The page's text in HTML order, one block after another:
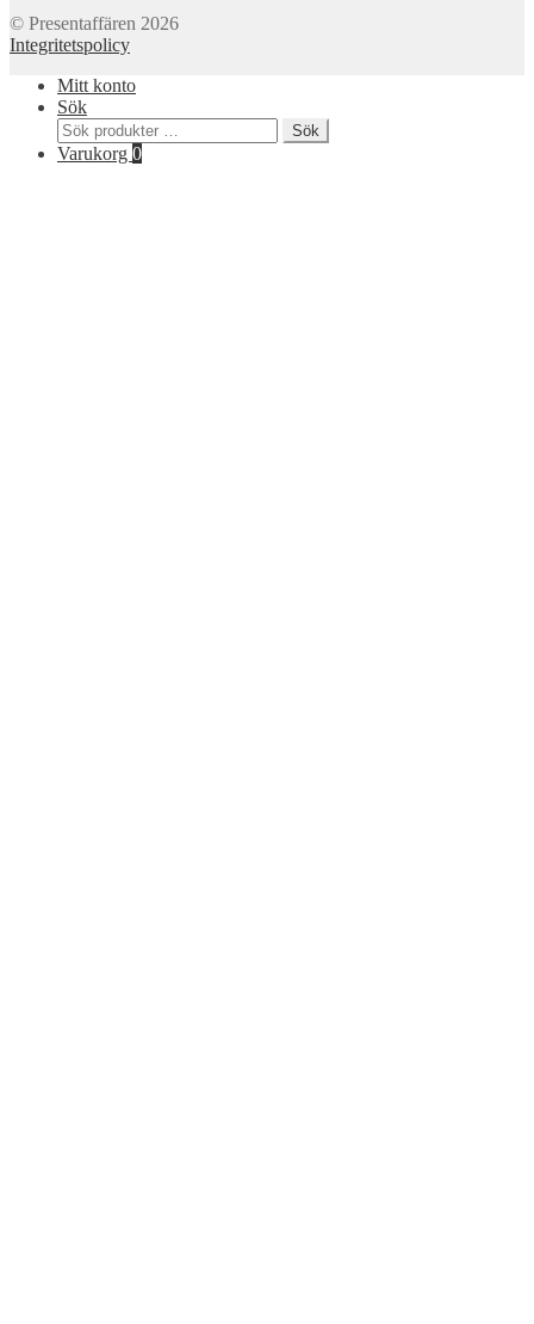
© Presentaffären 2026
Integritetspolicy
Mitt konto
Sök
Sök
efter:
Sök
Varukorg 0